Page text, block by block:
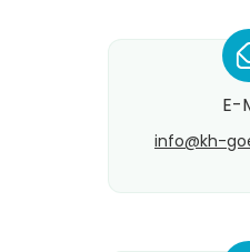
E-
info@​kh-